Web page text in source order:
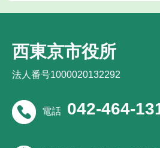
西東京市役所
法人番号1000020132292
電話 042-464-